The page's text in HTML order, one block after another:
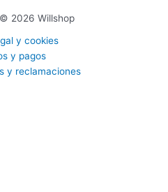
2026 Willshop
y cookies
y pagos
y reclamaciones